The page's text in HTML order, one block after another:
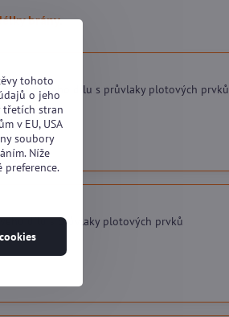
brány.
plotového dílu s průvlaky plotových prvků
dílu s průvlaky plotových prvků
tohoto
o jeho
třetích stran
v EU, USA
soubory
Níže